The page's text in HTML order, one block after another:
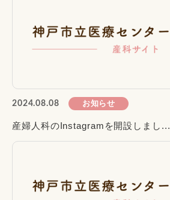
2024.08.08 お知らせ
産婦人科のInstagramを開設しまし...